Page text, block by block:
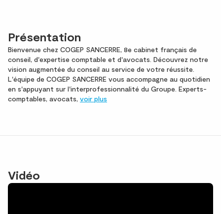
Présentation
Bienvenue chez COGEP SANCERRE, 8e cabinet français de
conseil, d'expertise comptable et d'avocats. Découvrez notre
vision augmentée du conseil au service de votre réussite.
L'équipe de COGEP SANCERRE vous accompagne au quotidien
en s'appuyant sur l'interprofessionnalité du Groupe. Experts-
comptables, avocats, voir plus
Vidéo